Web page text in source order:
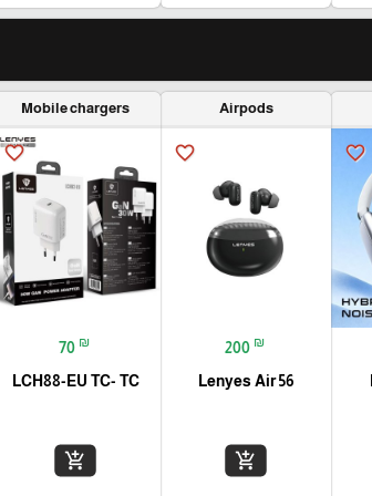
favorite_border
Airpods
favorite_border
200 ₪
Lenyes Air 56
add_shopping_cart
Mobile chargers
favorite_border
70 ₪
LCH88-EU TC- TC
add_shopping_cart